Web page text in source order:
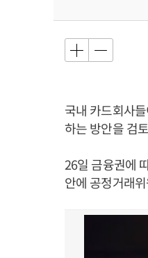
국내 카드회사
하는 방안을 검
26일 금융권에
안에 공정거래